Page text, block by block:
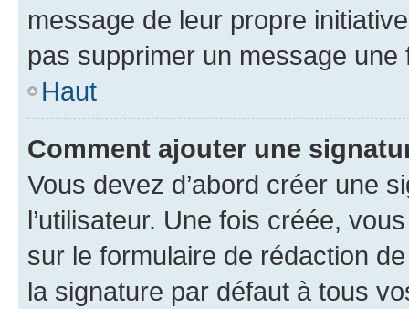
message de leur propre
pas supprimer un message une
Haut
Comment ajouter une
Vous devez d’abord créer une
l’utilisateur. Une fois créée,
sur le formulaire de rédaction
la signature par défaut à tous